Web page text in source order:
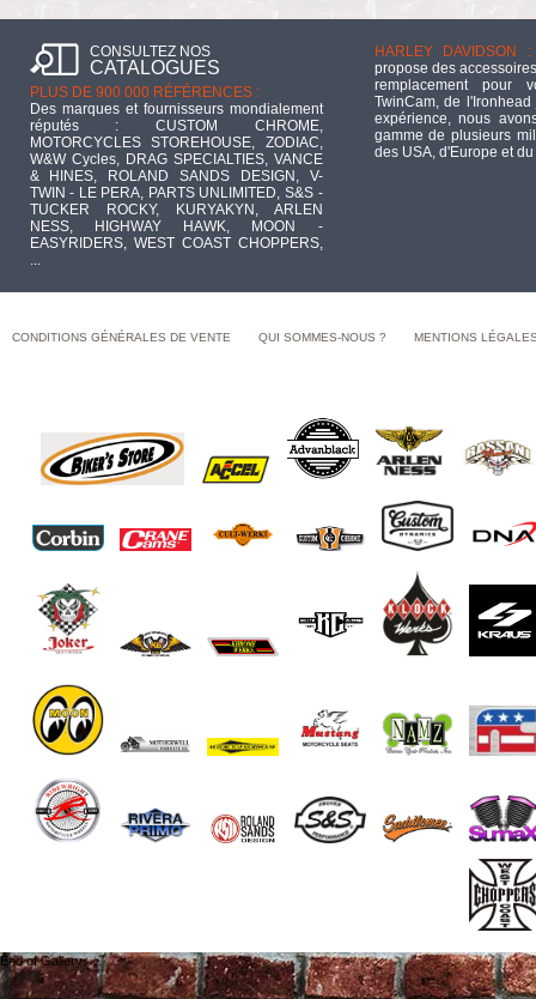
CONSULTEZ NOS
CATALOGUES
PLUS DE 900 000 RÉFÉRENCES :
Des marques et fournisseurs mondialement
réputés : CUSTOM CHROME,
MOTORCYCLES STOREHOUSE, ZODIAC,
W&W Cycles, DRAG SPECIALTIES, VANCE
& HINES, ROLAND SANDS DESIGN, V-
TWIN - LE PERA, PARTS UNLIMITED, S&S -
TUCKER ROCKY, KURYAKYN, ARLEN
NESS, HIGHWAY HAWK, MOON -
EASYRIDERS, WEST COAST CHOPPERS,
HARLEY DAVIDSON :
propose des
remplacement pour
TwinCam, de
expérience, nous
gamme de plusieurs
des USA, d'Europe et
CONDITIONS GÉNÉRALES DE VENTE QUI SOMMES-NOUS ? MENTIONS
End of Gallery